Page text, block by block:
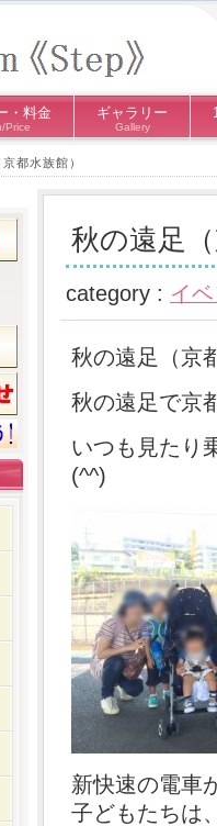
・料金
Price
ギャラリー
Gallery
都水族館）
秋の遠足
category : イ
秋の遠足（京
秋の遠足で京
いつも見たり
(^^)
新快速の電車
子どもたちは